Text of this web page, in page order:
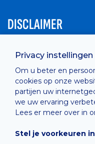
Privacy instellingen
Om u beter en
cookies op onze
partijen uw
we uw ervaring
Lees er meer over in
Stel je voorkeuren in
DISCLAIMER
Privacy Policy
Cashless
Cookie Policy